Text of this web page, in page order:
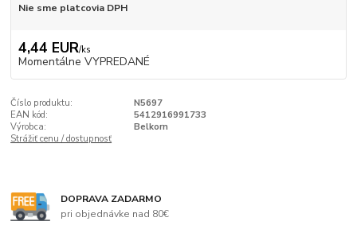
Nie sme platcovia DPH
4,44 EUR/ks
Momentálne VYPREDANÉ
Číslo produktu:
N5697
EAN kód:
5412916991733
Výrobca:
Belkorn
Strážiť cenu / dostupnosť
DOPRAVA ZADARMO
pri objednávke nad 80€